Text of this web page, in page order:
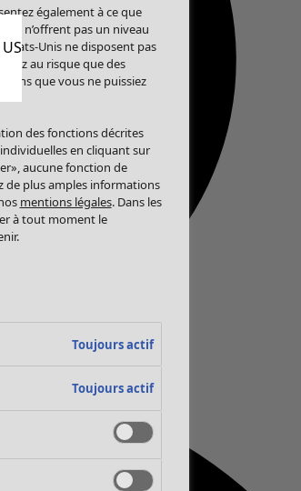
également à ce que
n’offrent pas un niveau
États-Unis ne disposent pas
au risque que des
sans que vous ne puissiez
des fonctions décrites
en cliquant sur
aucune fonction de
de plus amples informations
mentions légales. Dans les
à tout moment le
Toujours actif
Toujours actif